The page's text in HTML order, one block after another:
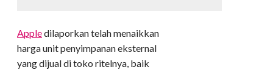
Appledilaporkan telah menaikkan
harga unit penyimpanan eksternal
yang dijual di toko ritelnya, baik